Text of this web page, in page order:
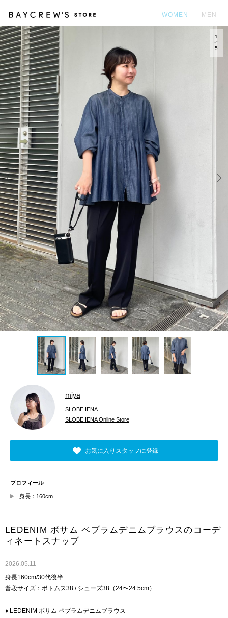
WOMEN MEN
Prev
1
5
miya
SLOBE IENA
SLOBE IENA Online Store
お気に入りスタッフに登録
プロフィール
身長：160cm
LEDENIM ボサム ペプラムデニムブラウスのコーデ
ィネートスナップ
2026.05.11
身長160cm/30代後半
普段サイズ：ボトムス38 / シューズ38（24〜24.5cm）
♦︎ LEDENIM ボサム ペプラムデニムブラウス